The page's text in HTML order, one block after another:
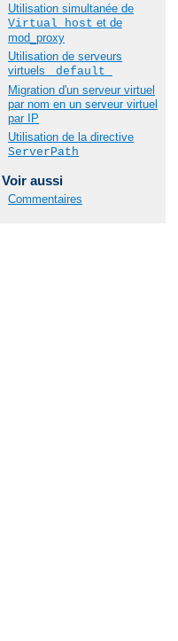
Utilisation simultanée de
Virtual_host et de
mod_proxy
Utilisation de serveurs
virtuels
_default_
Migration d'un serveur virtuel
par nom en un serveur virtuel
par IP
Utilisation de la directive
ServerPath
Voir aussi
Commentaires